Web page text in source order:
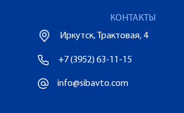
КОНТАКТЫ
Иркутск, Трактовая, 4
+7 (3952) 63-11-15
info@sibavto.com